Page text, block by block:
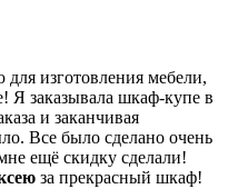
изготовления мебели,
Я заказывала шкаф-купе в
и заканчивая
Все было сделано очень
ещё скидку сделали!
за прекрасный шкаф!